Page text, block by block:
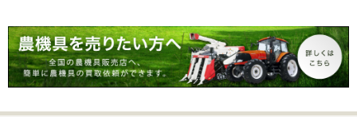
岐阜県／横倉林
ありがとうございます。